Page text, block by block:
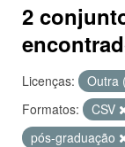
2
Licenças: Outra
Formatos:
CSV
pós-graduação